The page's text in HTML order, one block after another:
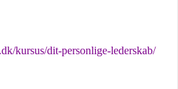
kursus/dit-personlige-lederskab/